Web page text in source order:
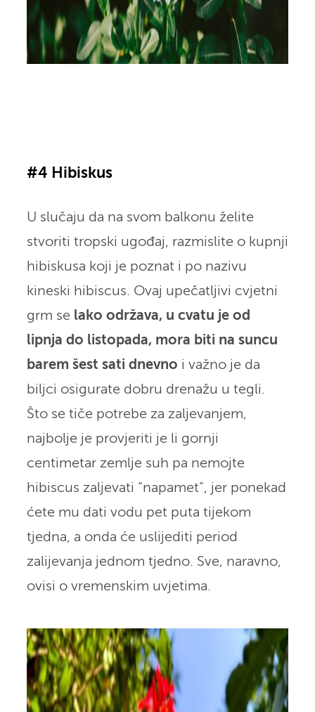
#4 Hibiskus
U slučaju da na svom balkonu želite
stvoriti tropski ugođaj, razmislite o kupnji
hibiskusa koji je poznat i po nazivu
kineski hibiscus. Ovaj upečatljivi cvjetni
grm se lako održava, u cvatu je od
lipnja do listopada, mora biti na suncu
barem šest sati dnevno i važno je da
biljci osigurate dobru drenažu u tegli.
Što se tiče potrebe za zaljevanjem,
najbolje je provjeriti je li gornji
centimetar zemlje suh pa nemojte
hibiscus zaljevati “napamet”, jer ponekad
ćete mu dati vodu pet puta tijekom
tjedna, a onda će uslijediti period
zalijevanja jednom tjedno. Sve, naravno,
ovisi o vremenskim uvjetima.